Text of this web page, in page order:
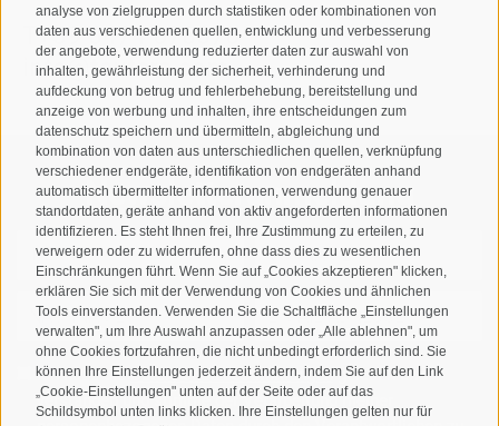
analyse von zielgruppen durch statistiken oder kombinationen von
daten aus verschiedenen quellen, entwicklung und verbesserung
der angebote, verwendung reduzierter daten zur auswahl von
inhalten, gewährleistung der sicherheit, verhinderung und
aufdeckung von betrug und fehlerbehebung, bereitstellung und
anzeige von werbung und inhalten, ihre entscheidungen zum
datenschutz speichern und übermitteln, abgleichung und
kombination von daten aus unterschiedlichen quellen, verknüpfung
verschiedener endgeräte, identifikation von endgeräten anhand
automatisch übermittelter informationen, verwendung genauer
standortdaten, geräte anhand von aktiv angeforderten informationen
identifizieren. Es steht Ihnen frei, Ihre Zustimmung zu erteilen, zu
verweigern oder zu widerrufen, ohne dass dies zu wesentlichen
Einschränkungen führt. Wenn Sie auf „Cookies akzeptieren" klicken,
erklären Sie sich mit der Verwendung von Cookies und ähnlichen
Tools einverstanden. Verwenden Sie die Schaltfläche „Einstellungen
verwalten", um Ihre Auswahl anzupassen oder „Alle ablehnen", um
ohne Cookies fortzufahren, die nicht unbedingt erforderlich sind. Sie
können Ihre Einstellungen jederzeit ändern, indem Sie auf den Link
„Cookie-Einstellungen" unten auf der Seite oder auf das
Schildsymbol unten links klicken. Ihre Einstellungen gelten nur für
T+39 0474 678076
info@taufers.com
Newsletteranmeldung
Ich habe dieDatenschutzbestimmungengelesen und
verstanden und stimme der Verarbeitung meiner